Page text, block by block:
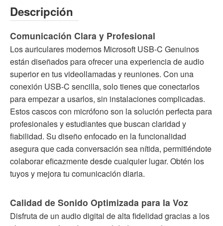
Descripción
Comunicación Clara y Profesional
Los auriculares modernos Microsoft USB-C Genuinos
están diseñados para ofrecer una experiencia de audio
superior en tus videollamadas y reuniones. Con una
conexión USB-C sencilla, solo tienes que conectarlos
para empezar a usarlos, sin instalaciones complicadas.
Estos cascos con micrófono son la solución perfecta para
profesionales y estudiantes que buscan claridad y
fiabilidad. Su diseño enfocado en la funcionalidad
asegura que cada conversación sea nítida, permitiéndote
colaborar eficazmente desde cualquier lugar. Obtén los
tuyos y mejora tu comunicación diaria.
Calidad de Sonido Optimizada para la Voz
Disfruta de un audio digital de alta fidelidad gracias a los